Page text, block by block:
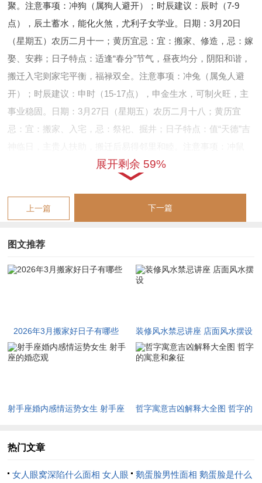
聚。注意事项：冲狗（属狗人避开）；时辰建议：辰时（7-9
点），辰土蓄水，能化火煞，尤利子女学业。日期：3月20日
（星期五）农历二月十一；黄历宜忌：宜：搬家、修造，忌：嫁
娶、安葬；日子特点：适逢“春分”节气，昼夜均分，阴阳和谐，
搬迁入宅则家宅平衡，福禄双全。注意事项：冲兔（属兔人避
开）；时辰建议：申时（15-17点），申金生水，可制火旺，主
事业稳固。日期：3月27日（星期五）农历二月十八；黄历宜
忌：宜：搬家、入宅，忌：祭祀、掘井；日子特点：值“天德”吉
（属鼠人避开）；时辰建议：卯时（5-7点），卯木助火生土，
搬家专项原则与仪式要诀
点如入门先燃香烛，以火元素引旺气；若门向冲太岁，则悬红布
于门楣，可化煞迎祥。忌嫁娶日搬家，因红事冲白事，易致家运
起伏。常有命主于此日犯冲煞，故需避与家主生肖相冲之时。若
火，火炎克金，故家宅西位宜置金属器物，平衡金气。搬迁时家
主持灶火先行，象征薪火相传；入宅后先安床灶，则家宅安宁。
虎、狗者相助，因寅午戌三合，主贵人运旺。后续仪式如安床后
展开剩余 59%
上一篇 下一篇
图文推荐
2026年3月搬家好日子有哪些 装修风水禁忌讲座 店面风水摆设
射手座婚内感情运势女生 射手座
哲字寓意吉凶解释大全图 哲字的
热门文章
女人眼窝深陷什么面相 女人眼
鹅蛋脸男性面相 鹅蛋脸是什么